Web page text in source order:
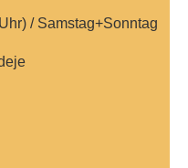
/ Samstag+Sonntag